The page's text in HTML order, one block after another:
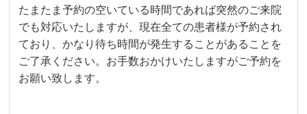
たまたま予約の空いている時間であれば突然のご来院
でも対応いたしますが、現在全ての患者様が予約され
ており、かなり待ち時間が発生することがあることを
ご了承ください。お手数おかけいたしますがご予約を
お願い致します。